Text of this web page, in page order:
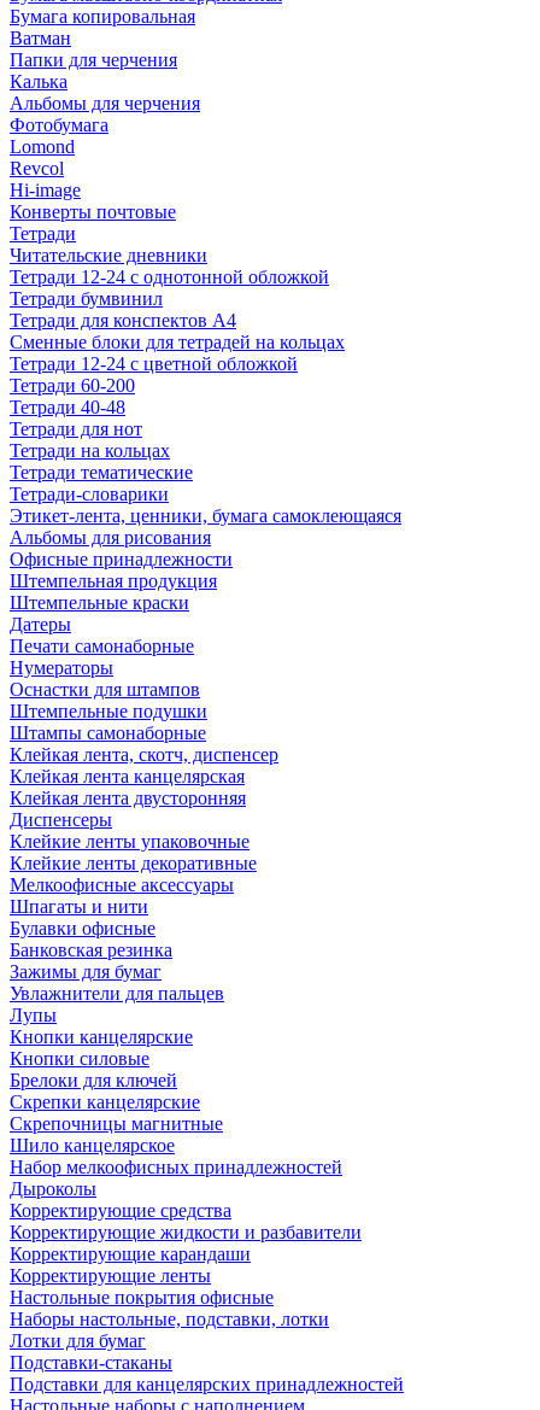
Бумага копировальная
Ватман
Папки для черчения
Калька
Альбомы для черчения
Фотобумага
Lomond
Revcol
Hi-image
Конверты почтовые
Тетради
Читательские дневники
Тетради 12-24 с однотонной обложкой
Тетради бумвинил
Тетради для конспектов А4
Сменные блоки для тетрадей на кольцах
Тетради 12-24 с цветной обложкой
Тетради 60-200
Тетради 40-48
Тетради для нот
Тетради на кольцах
Тетради тематические
Тетради-словарики
Этикет-лента, ценники, бумага самоклеющаяся
Альбомы для рисования
Офисные принадлежности
Штемпельная продукция
Штемпельные краски
Датеры
Печати самонаборные
Нумераторы
Оснастки для штампов
Штемпельные подушки
Штампы самонаборные
Клейкая лента, скотч, диспенсер
Клейкая лента канцелярская
Клейкая лента двусторонняя
Диспенсеры
Клейкие ленты упаковочные
Клейкие ленты декоративные
Мелкоофисные аксессуары
Шпагаты и нити
Булавки офисные
Банковская резинка
Зажимы для бумаг
Увлажнители для пальцев
Лупы
Кнопки канцелярские
Кнопки силовые
Брелоки для ключей
Скрепки канцелярские
Скрепочницы магнитные
Шило канцелярское
Набор мелкоофисных принадлежностей
Дыроколы
Корректирующие средства
Корректирующие жидкости и разбавители
Корректирующие карандаши
Корректирующие ленты
Настольные покрытия офисные
Наборы настольные, подставки, лотки
Лотки для бумаг
Подставки-стаканы
Подставки для канцелярских принадлежностей
Настольные наборы с наполнением